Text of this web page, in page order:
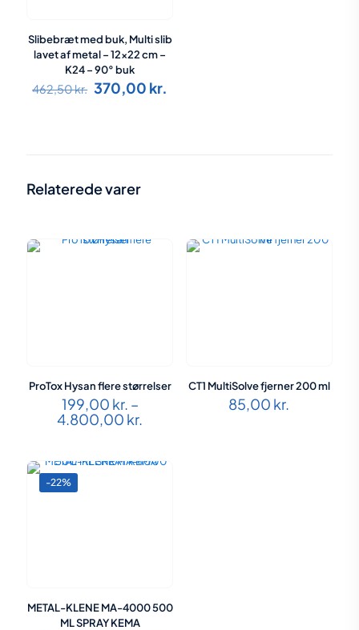
Slibebræt med buk, Multi slib
lavet af metal – 12×22 cm –
K24 – 90° buk
462,50kr. Den
oprindelige
370,00 kr.
Relaterede varer
ProTox Hysan flere størrelser
199,00 kr. –
4.800,00 kr.
4.800,00 kr.
CT1 MultiSolve fjerner 200 ml
85,00 kr.
-22%
METAL-KLENE MA-4000 500
ML SPRAY KEMA